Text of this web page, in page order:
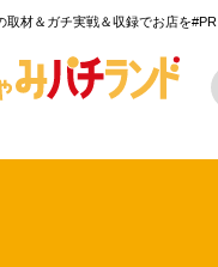
取材＆ガチ実戦＆収録でお店を#PR